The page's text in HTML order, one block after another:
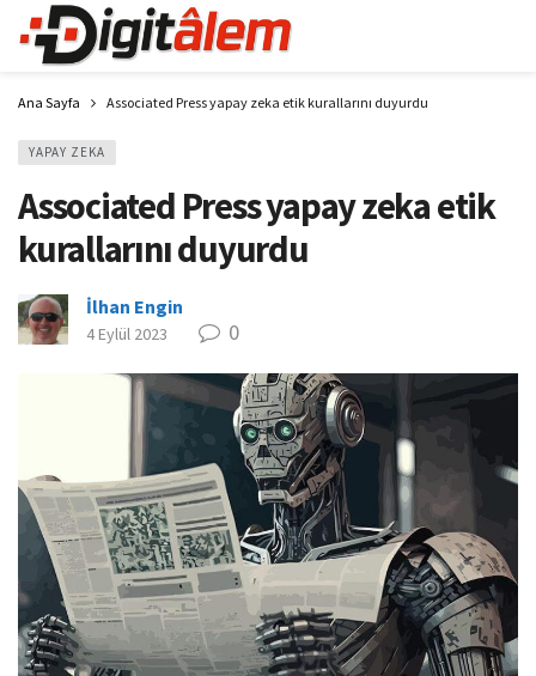
Ana Sayfa Associated Press yapay zeka etik kurallarını duyurdu
YAPAY ZEKA
Associated Press yapay zeka etik
kurallarını duyurdu
İlhan Engin
4 Eylül 2023 0